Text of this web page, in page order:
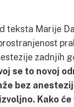
teksta Marije
zadnjih
se to novoj
bez
Kako će